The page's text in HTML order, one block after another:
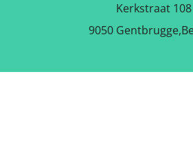
Kerkstraat 108
9050